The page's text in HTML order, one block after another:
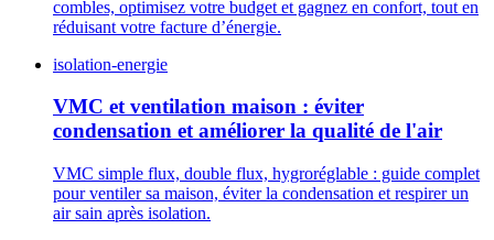
combles, optimisez votre budget et gagnez en confort, tout en
réduisant votre facture d’énergie.
isolation-energie
VMC et ventilation maison : éviter
condensation et améliorer la qualité de l'air
VMC simple flux, double flux, hygroréglable : guide complet
pour ventiler sa maison, éviter la condensation et respirer un
air sain après isolation.